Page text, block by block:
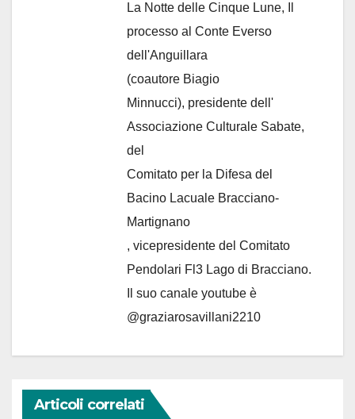
La Notte delle Cinque Lune, Il
processo al Conte Everso
dell'Anguillara
(coautore Biagio
Minnucci), presidente dell'
Associazione Culturale Sabate,
del
Comitato per la Difesa del
Bacino Lacuale Bracciano-
Martignano
, vicepresidente del Comitato
Pendolari Fl3 Lago di Bracciano.
Il suo canale youtube è
@graziarosavillani2210
Articoli correlati